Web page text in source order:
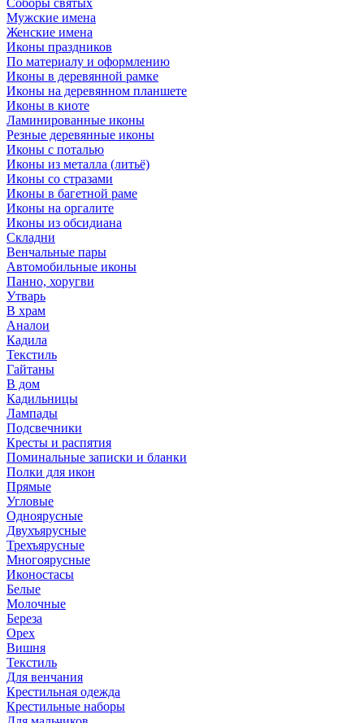
Соборы святых
Мужские имена
Женские имена
Иконы праздников
По материалу и оформлению
Иконы в деревянной рамке
Иконы на деревянном планшете
Иконы в киоте
Ламинированные иконы
Резные деревянные иконы
Иконы с поталью
Иконы из металла (литьё)
Иконы со стразами
Иконы в багетной раме
Иконы на оргалите
Иконы из обсидиана
Складни
Венчальные пары
Автомобильные иконы
Панно, хоругви
Утварь
В храм
Аналои
Кадила
Текстиль
Гайтаны
В дом
Кадильницы
Лампады
Подсвечники
Кресты и распятия
Поминальные записки и бланки
Полки для икон
Прямые
Угловые
Одноярусные
Двухъярусные
Трехъярусные
Многоярусные
Иконостасы
Белые
Молочные
Береза
Орех
Вишня
Текстиль
Для венчания
Крестильная одежда
Крестильные наборы